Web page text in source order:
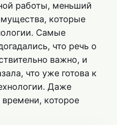
работы, меньший
которые
Самые
что речь о
важно, и
что уже готова к
Даже
которое